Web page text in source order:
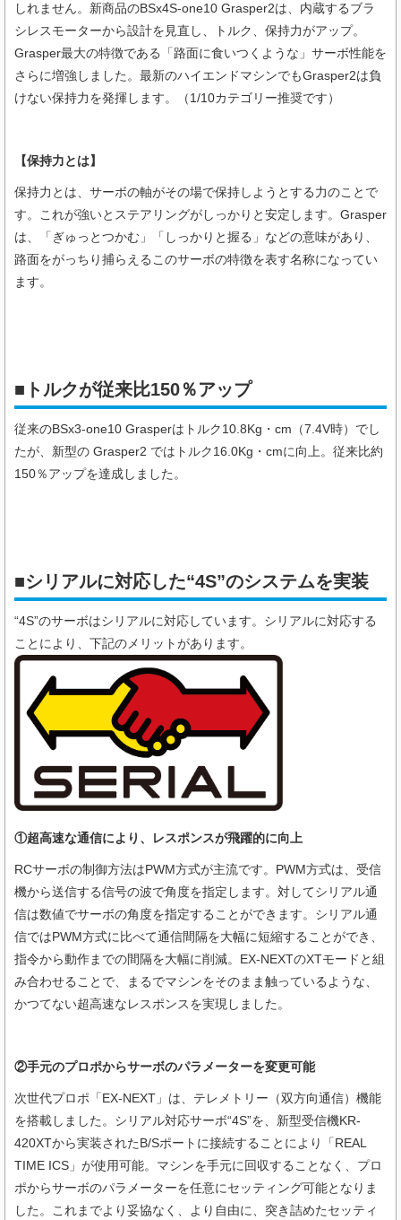
しれません。新商品のBSx4S-one10 Grasper2は、内蔵するブラ
シレスモーターから設計を見直し、トルク、保持力がアップ。
Grasper最大の特徴である「路面に食いつくような」サーボ性能を
さらに増強しました。最新のハイエンドマシンでもGrasper2は負
けない保持力を発揮します。（1/10カテゴリー推奨です）
【保持力とは】
保持力とは、サーボの軸がその場で保持しようとする力のことで
す。これが強いとステアリングがしっかりと安定します。Grasper
は、「ぎゅっとつかむ」「しっかりと握る」などの意味があり、
路面をがっちり捕らえるこのサーボの特徴を表す名称になってい
ます。
■トルクが従来比150％アップ
従来のBSx3-one10 Grasperはトルク10.8Kg・cm（7.4V時）でし
たが、新型の Grasper2 ではトルク16.0Kg・cmに向上。従来比約
150％アップを達成しました。
■シリアルに対応した“4S”のシステムを実装
“4S”のサーボはシリアルに対応しています。シリアルに対応する
ことにより、下記のメリットがあります。
①超高速な通信により、レスポンスが飛躍的に向上
RCサーボの制御方法はPWM方式が主流です。PWM方式は、受信
機から送信する信号の波で角度を指定します。対してシリアル通
信は数値でサーボの角度を指定することができます。シリアル通
信ではPWM方式に比べて通信間隔を大幅に短縮することができ、
指令から動作までの間隔を大幅に削減。EX-NEXTのXTモードと組
み合わせることで、まるでマシンをそのまま触っているような、
かつてない超高速なレスポンスを実現しました。
②手元のプロポからサーボのパラメーターを変更可能
次世代プロポ「EX-NEXT」は、テレメトリー（双方向通信）機能
を搭載しました。シリアル対応サーボ“4S”を、新型受信機KR-
420XTから実装されたB/Sポートに接続することにより「REAL
TIME ICS」が使用可能。マシンを手元に回収することなく、プロ
ポからサーボのパラメーターを任意にセッティング可能となりま
した。これまでより妥協なく、より自由に、突き詰めたセッティ